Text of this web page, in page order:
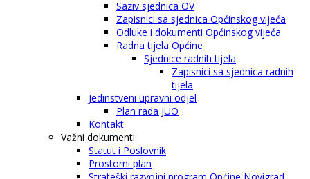
Saziv sjednica OV
Zapisnici sa sjednica Općinskog vijeća
Odluke i dokumenti Općinskog vijeća
Radna tijela Općine
Sjednice radnih tijela
Zapisnici sa sjednica radnih
tijela
Jedinstveni upravni odjel
Plan rada JUO
Kontakt
Važni dokumenti
Statut i Poslovnik
Prostorni plan
Strateški razvojni program Općine Novigrad